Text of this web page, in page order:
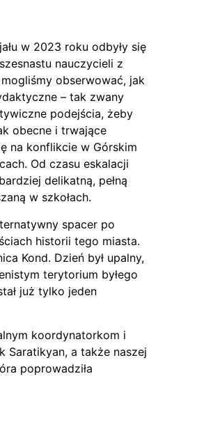
w 2023 roku odbyły się
nauczycieli z
obserwować, jak
– tak zwany
podejścia, żeby
obecne i trwające
na konflikcie w Górskim
Od czasu eskalacji
delikatną, pełną
w szkołach.
spacer po
historii tego miasta.
Kond. Dzień był upalny,
terytorium byłego
już tylko jeden
koordynatorkom i
Saratikyan, a także naszej
poprowadziła